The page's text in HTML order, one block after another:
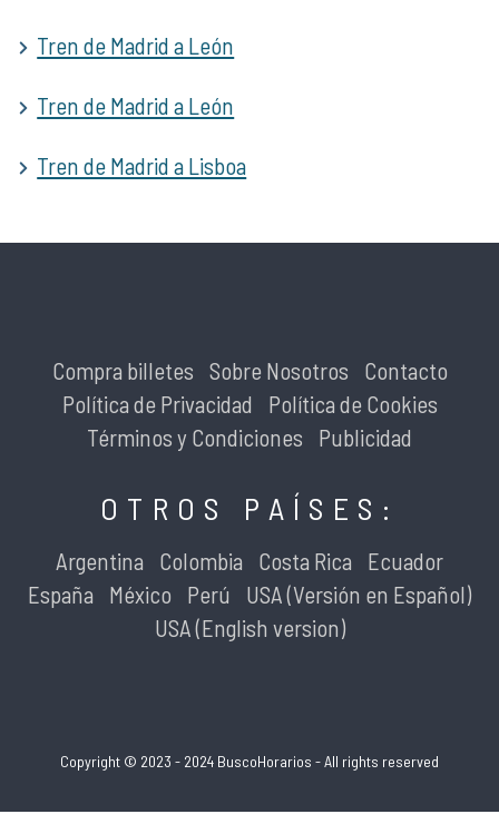
Tren de Madrid a León
Tren de Madrid a León
Tren de Madrid a Lisboa
Compra billetes Sobre Nosotros
Contacto
Política de Privacidad
Política de Cookies
Términos y Condiciones
Publicidad
OTROS PAÍSES:
Argentina Colombia Costa Rica
Ecuador
España
México Perú
USA (Versión en Español)
USA (English version)
Copyright © 2023 - 2024 BuscoHorarios - All rights reserved